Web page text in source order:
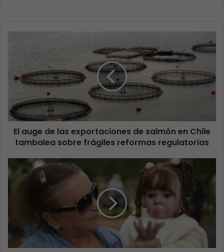
El auge de las exportaciones de salmón en Chile
tambalea sobre frágiles reformas regulatorias